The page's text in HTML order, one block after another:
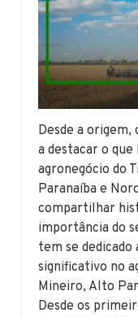
Desde a origem,
a destacar o
agronegócio do
Paranaíba e
compartilhar
importância do
tem se dedicado
significativo no
Mineiro, Alto
Desde os